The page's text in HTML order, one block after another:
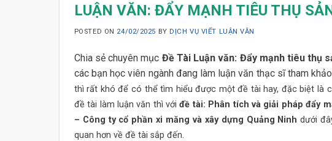
LUẬN VĂN: ĐẨY MẠNH TIÊU THỤ
POSTED ON 24/02/2025 BY DỊCH VỤ VIẾT LUẬN VĂN
Chia sẻ chuyên mục Đề Tài Luận văn: Đẩy mạnh tiêu thụ
các bạn học viên ngành đang làm luận văn thạc sĩ tham
thì rất khó để có thể tìm hiểu được một đề tài hay, đặc biệt là
đề tài làm luận văn thì vớiđề tài: Phân tích và giải pháp đẩy
– Công ty cổ phần xi măng và xây dựng Quảng Ninh dưới
quan hơn về đề tài sắp đến.